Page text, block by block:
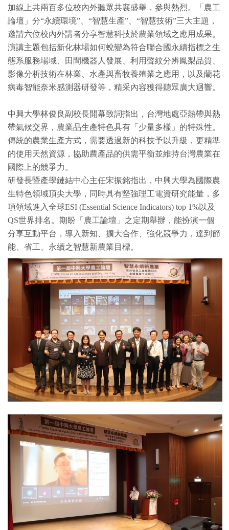
加線上共兩百多位校內外聽眾共襄盛舉，參與熱烈。「農工
論壇」分“永續環境”、“智慧生產”、“智慧技術”三大主題，
邀請六位校內外講者分享智慧科技於農業領域之應用成果。
演講主題包括新化林場如何蛻變為符合聯合國永續指標之生
態系服務場域、田間機器人發展、利用聲紋分辨鳳梨品質、
影像分析技術在林業、水產與畜牧養殖業之應用，以及蘭花
病毒智能奈米感測器研發等，精采內容獲得聽眾廣大迴響。
中興大學林俊良副校長開幕致詞指出，台灣地處亞熱帶與熱
帶氣候交界，農業品生產特色具有「少量多樣」的特殊性。
傳統的農業生產方式，需要透過新的科技予以升級，更精準
的使用天然資源，協助農產品的供需平衡並維持台灣農業在
國際上的競爭力。
研發長暨產學鏈結中心主任宋振銘指出，中興大學為國際農
生特色領域頂尖大學，同時具有堅強理工電資研究能量，多
項領域進入全球ESI (Essential Science Indicators) top 1%以及
QS世界排名。期盼「農工論壇」之定期舉辦，能扮演一個
分享互動平台，導入新知、擴大合作、強化競爭力，達到節
能、省工、永續之智慧新農業目標。